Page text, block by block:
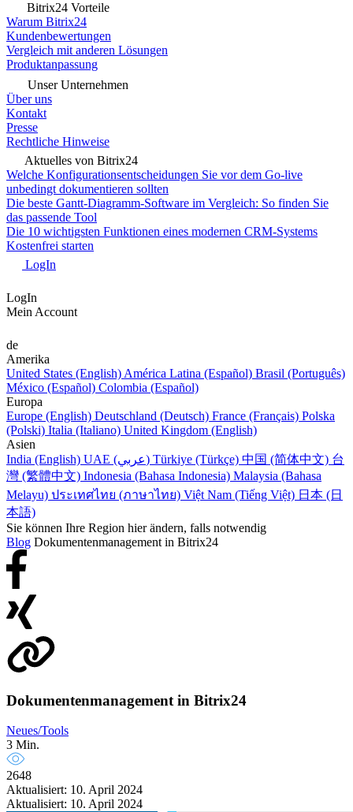
Bitrix24 Vorteile
Warum Bitrix24
Kundenbewertungen
Vergleich mit anderen Lösungen
Produktanpassung
Unser Unternehmen
Über uns
Kontakt
Presse
Rechtliche Hinweise
Aktuelles von Bitrix24
Welche Konfigurationsentscheidungen Sie vor dem Go-live
unbedingt dokumentieren sollten
Die beste Gantt-Diagramm-Software im Vergleich: So finden Sie
das passende Tool
Die 10 wichtigsten Funktionen eines modernen CRM-Systems
Kostenfrei starten
LogIn
LogIn
Mein Account
de
Amerika
United States (English) América Latina (Español) Brasil (Português)
México (Español) Colombia (Español)
Europa
Europe (English) Deutschland (Deutsch) France (Français) Polska
(Polski) Italia (Italiano) United Kingdom (English)
Asien
India (English)
UAE (عربي) Türkiye (Türkçe) 中国 (简体中文) 台
灣 (繁體中文) Indonesia (Bahasa Indonesia) Malaysia (Bahasa
Melayu) ประเทศไทย (ภาษาไทย) Việt Nam (Tiếng Việt) 日本 (日
本語)
Sie können Ihre Region hier ändern, falls notwendig
Blog Dokumentenmanagement in Bitrix24
Dokumentenmanagement in Bitrix24
Neues/Tools
3 Min.
2648
Aktualisiert: 10. April 2024
Aktualisiert: 10. April 2024